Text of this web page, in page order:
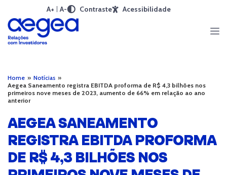
A+ A- Contraste Acessibilidade
Home » Notícias »
Aegea Saneamento registra EBITDA proforma de R$ 4,3 bilhões nos
primeiros nove meses de 2023, aumento de 66% em relação ao ano
anterior
AEGEA SANEAMENTO
REGISTRA EBITDA PROFORMA
DE R$ 4,3 BILHÕES NOS